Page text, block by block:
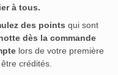
à tous.
des points qui sont
dès la commande
lors de votre première
crédités.